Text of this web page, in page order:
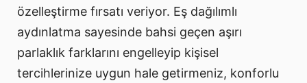
özelleştirme fırsatı veriyor. Eş dağılımlı
aydınlatma sayesinde bahsi geçen aşırı
parlaklık farklarını engelleyip kişisel
tercihlerinize uygun hale getirmeniz, konforlu